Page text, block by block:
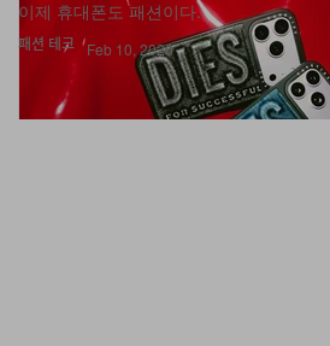
패션 테크
이제 휴대폰도 패션이다.
Feb 10, 2026